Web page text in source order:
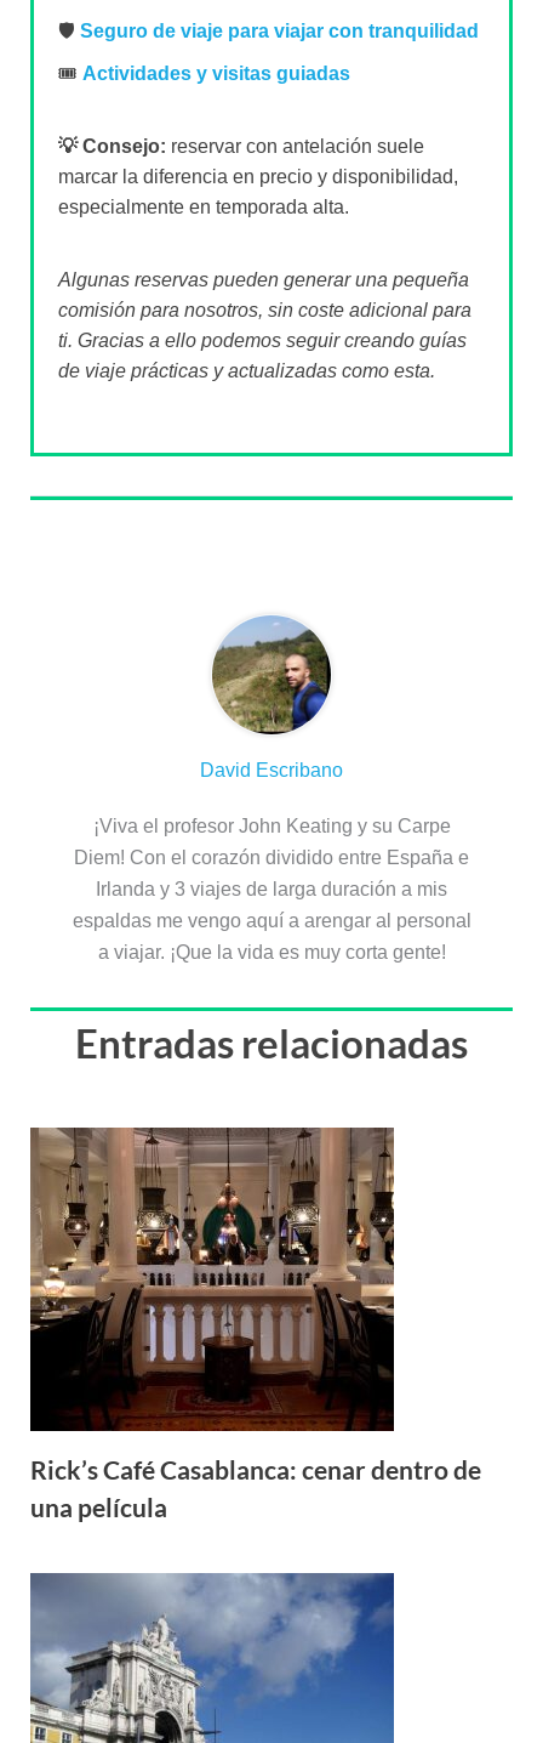
🛡️ Seguro de viaje para viajar con tranquilidad
🎟️ Actividades y visitas guiadas
💡 Consejo: reservar con antelación suele
marcar la diferencia en precio y disponibilidad,
especialmente en temporada alta.
Algunas reservas pueden generar una pequeña
comisión para nosotros, sin coste adicional para
ti. Gracias a ello podemos seguir creando guías
de viaje prácticas y actualizadas como esta.
David Escribano
¡Viva el profesor John Keating y su Carpe
Diem! Con el corazón dividido entre España e
Irlanda y 3 viajes de larga duración a mis
espaldas me vengo aquí a arengar al personal
a viajar. ¡Que la vida es muy corta gente!
Entradas relacionadas
Rick’s Café Casablanca: cenar dentro de
una película